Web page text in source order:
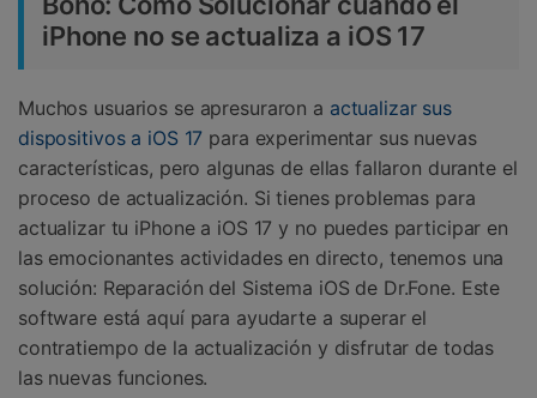
iPhone no se actualiza a iOS 17
Muchos usuarios se apresuraron a actualizar sus
dispositivos a iOS 17 para experimentar sus nuevas
características, pero algunas de ellas fallaron durante el
proceso de actualización. Si tienes problemas para
actualizar tu iPhone a iOS 17 y no puedes participar en
las emocionantes actividades en directo, tenemos una
solución: Reparación del Sistema iOS de Dr.Fone. Este
software está aquí para ayudarte a superar el
contratiempo de la actualización y disfrutar de todas
las nuevas funciones.